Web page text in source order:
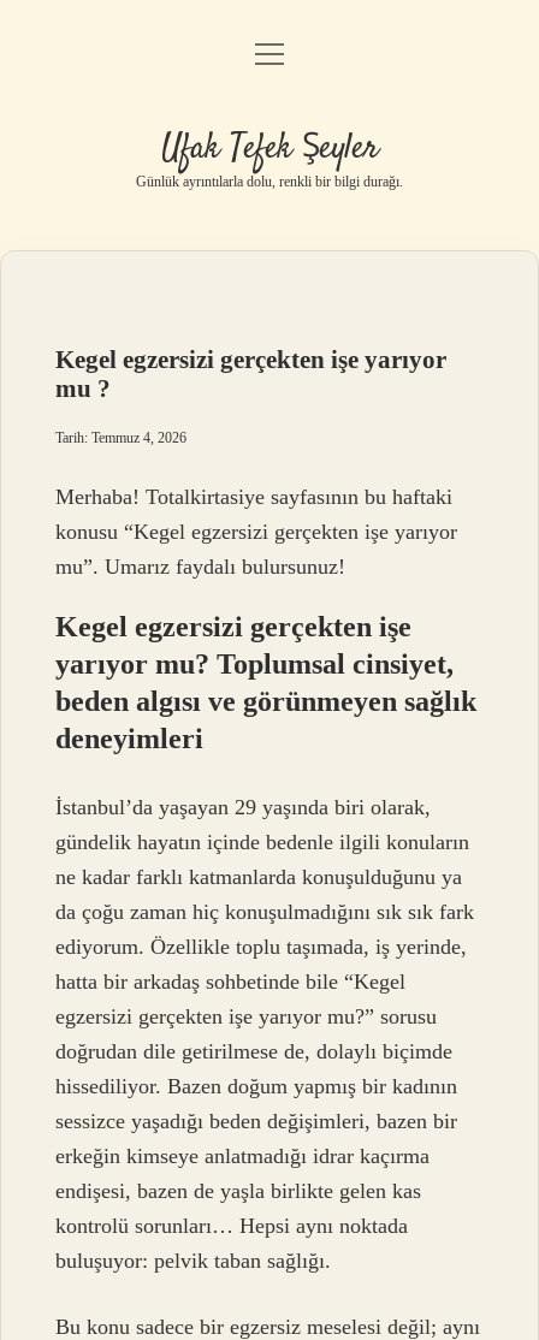
Anasayfa
Yasal Uyarı
menüyü
Ufak Tefek Şeyler
Günlük ayrıntılarla dolu, renkli bir bilgi durağı.
Kegel egzersizi gerçekten işe yarıyor
mu ?
Tarih: Temmuz 4, 2026
Merhaba! Totalkirtasiye sayfasının bu haftaki
konusu “Kegel egzersizi gerçekten işe yarıyor
mu”. Umarız faydalı bulursunuz!
Kegel egzersizi gerçekten işe
yarıyor mu? Toplumsal cinsiyet,
beden algısı ve görünmeyen sağlık
deneyimleri
İstanbul’da yaşayan 29 yaşında biri olarak,
gündelik hayatın içinde bedenle ilgili konuların
ne kadar farklı katmanlarda konuşulduğunu ya
da çoğu zaman hiç konuşulmadığını sık sık fark
ediyorum. Özellikle toplu taşımada, iş yerinde,
hatta bir arkadaş sohbetinde bile “Kegel
egzersizi gerçekten işe yarıyor mu?” sorusu
doğrudan dile getirilmese de, dolaylı biçimde
hissediliyor. Bazen doğum yapmış bir kadının
sessizce yaşadığı beden değişimleri, bazen bir
erkeğin kimseye anlatmadığı idrar kaçırma
endişesi, bazen de yaşla birlikte gelen kas
kontrolü sorunları… Hepsi aynı noktada
buluşuyor: pelvik taban sağlığı.
Bu konu sadece bir egzersiz meselesi değil; aynı